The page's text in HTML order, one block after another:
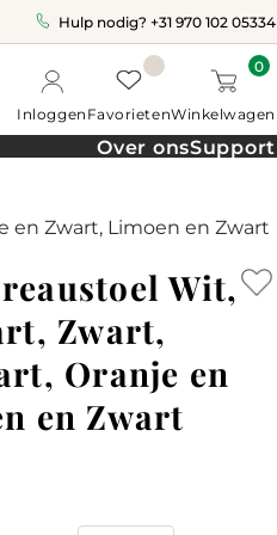
Hulp nodig? +31 970 102 05334
InloggenFavorieten
0
Winkelwagen
Over onsSupport
en Zwart, Limoen en Zwart
Wit,
Zwart,
Oranje en
en Zwart